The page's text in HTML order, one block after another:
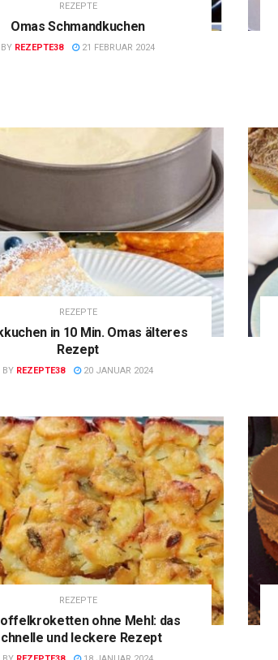
REZEPTE
Omas Schmandkuchen
BY REZEPTE38 21 FEBRUAR 2024
REZEPTE
in 10 Min. Omas älteres
Rezept
BY REZEPTE38 20 JANUAR 2024
REZEPTE
ohne Mehl: das
und leckere Rezept